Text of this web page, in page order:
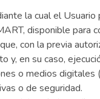
la cual el
disponible para
con la previa
y, en su caso,
o medios
o de seguridad.